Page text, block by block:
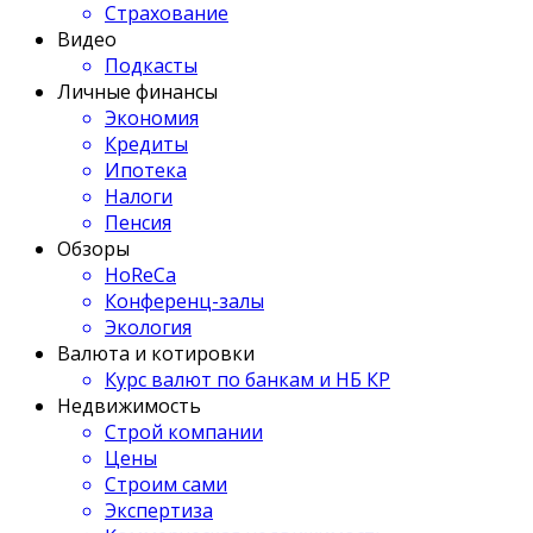
Страхование
Видео
Подкасты
Личные финансы
Экономия
Кредиты
Ипотека
Налоги
Пенсия
Обзоры
HoReCa
Конференц-залы
Экология
Валюта и котировки
Курс валют по банкам и НБ КР
Недвижимость
Строй компании
Цены
Строим сами
Экспертиза